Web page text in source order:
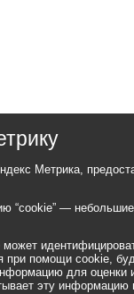
Метрика,
“cookie” —
при помощи cookie,
для оценки
эту